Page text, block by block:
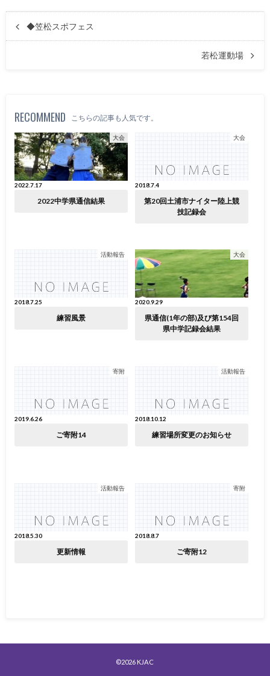
◆笠松スポフェス
若松運動場
RECOMMEND こちらの記事も人気です。
大会
2022.7.17
2022中学県通信結果
大会
2018.7.4
第20回土浦市ナイター陸上競
技記録会
活動報告
2018.7.25
練習風景
大会
2020.9.29
県通信(1年の部)及び第154回
県中学記録会結果
寄附
2019.6.26
ご寄附14
活動報告
2018.10.12
練習場所変更のお知らせ
活動報告
2018.5.30
更新情報
寄附
2018.8.7
ご寄附12
©2026 KJAC